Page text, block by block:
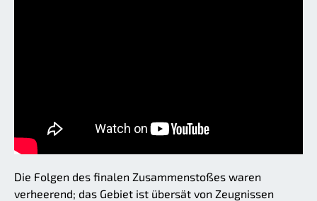
Die Folgen des finalen Zusammenstoßes waren
verheerend; das Gebiet ist übersät von Zeugnissen